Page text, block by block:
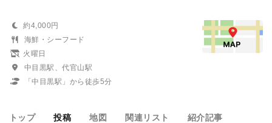
約4,000円
海鮮・シーフード
火曜日
中目黒駅、代官山駅
「中目黒駅」から徒歩5分
トップ 投稿 地図 関連リスト 紹介記事